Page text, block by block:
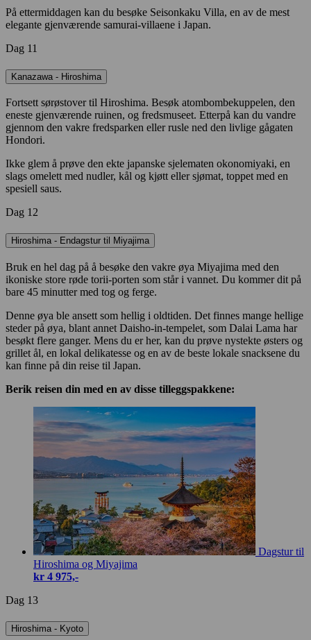
På ettermiddagen kan du besøke Seisonkaku Villa, en av de mest
elegante gjenværende samurai-villaene i Japan.
Dag 11
Kanazawa - Hiroshima
Fortsett sørøstover til Hiroshima. Besøk atombombekuppelen, den
eneste gjenværende ruinen, og fredsmuseet. Etterpå kan du vandre
gjennom den vakre fredsparken eller rusle ned den livlige gågaten
Hondori.
Ikke glem å prøve den ekte japanske sjelematen okonomiyaki, en
slags omelett med nudler, kål og kjøtt eller sjømat, toppet med en
spesiell saus.
Dag 12
Hiroshima - Endagstur til Miyajima
Bruk en hel dag på å besøke den vakre øya Miyajima med den
ikoniske store røde torii-porten som står i vannet. Du kommer dit på
bare 45 minutter med tog og ferge.
Denne øya ble ansett som hellig i oldtiden. Det finnes mange hellige
steder på øya, blant annet Daisho-in-tempelet, som Dalai Lama har
besøkt flere ganger. Mens du er her, kan du prøve nystekte østers og
grillet ål, en lokal delikatesse og en av de beste lokale snacksene du
kan finne på din reise til Japan.
Berik reisen din med en av disse tilleggspakkene:
Dagstur til
Hiroshima og Miyajima
kr 4 975,-
Dag 13
Hiroshima - Kyoto